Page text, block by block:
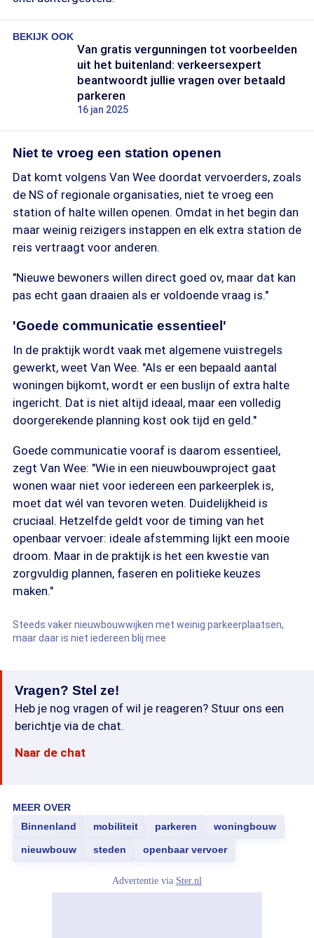
BEKIJK OOK
Van gratis vergunningen tot voorbeelden
uit het buitenland: verkeersexpert
beantwoordt jullie vragen over betaald
parkeren
16 jan 2025
Niet te vroeg een station openen
Dat komt volgens Van Wee doordat vervoerders, zoals
de NS of regionale organisaties, niet te vroeg een
station of halte willen openen. Omdat in het begin dan
maar weinig reizigers instappen en elk extra station de
reis vertraagt voor anderen.
"Nieuwe bewoners willen direct goed ov, maar dat kan
pas echt gaan draaien als er voldoende vraag is."
'Goede communicatie essentieel'
In de praktijk wordt vaak met algemene vuistregels
gewerkt, weet Van Wee. "Als er een bepaald aantal
woningen bijkomt, wordt er een buslijn of extra halte
ingericht. Dat is niet altijd ideaal, maar een volledig
doorgerekende planning kost ook tijd en geld."
Goede communicatie vooraf is daarom essentieel,
zegt Van Wee: "Wie in een nieuwbouwproject gaat
wonen waar niet voor iedereen een parkeerplek is,
moet dat wél van tevoren weten. Duidelijkheid is
cruciaal. Hetzelfde geldt voor de timing van het
openbaar vervoer: ideale afstemming lijkt een mooie
droom. Maar in de praktijk is het een kwestie van
zorgvuldig plannen, faseren en politieke keuzes
maken."
Steeds vaker nieuwbouwwijken met weinig parkeerplaatsen,
maar daar is niet iedereen blij mee
Vragen? Stel ze!
Heb je nog vragen of wil je reageren? Stuur ons een
berichtje via de chat.
Naar de chat
MEER OVER
Binnenland
mobiliteit parkeren woningbouw
nieuwbouw steden openbaar vervoer
Advertentie via Ster.nl